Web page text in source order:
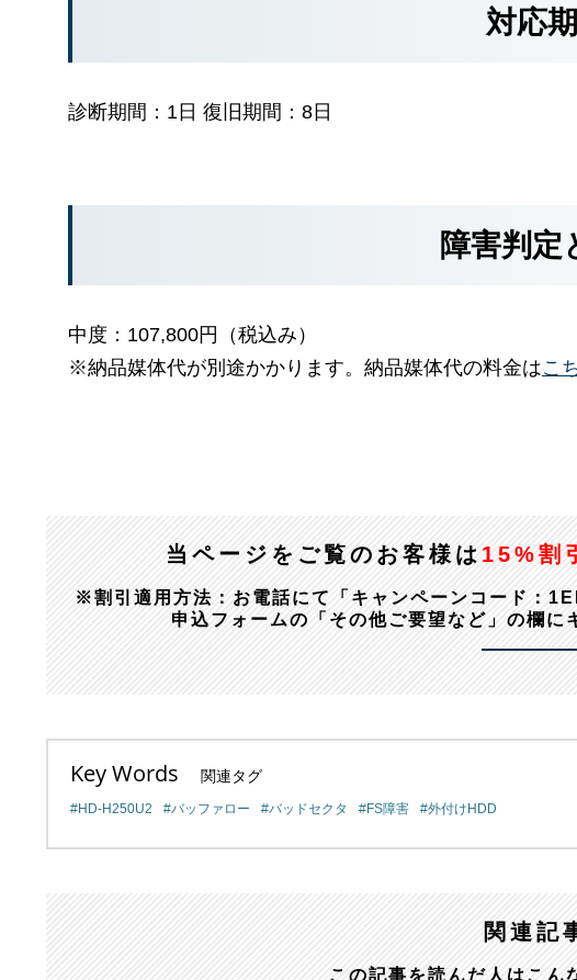
対応
診断期間：1日 復旧期間：8日
障害判定
中度：107,800円（税込み）
※納品媒体代が別途かかります。納品媒体代の料金はこ
当ページをご覧のお客様は 15%割
※割引適用方法：お電話にて「キャンペーンコード：
申込フォームの「その他ご要望など」の欄に
Key Words 関連タグ
HD-H250U2 バッファロー バッドセクタ FS障害 外付けHDD
関連記
この記事を読んだ人はこん